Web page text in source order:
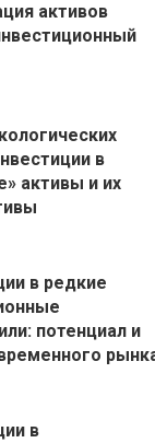
активов
в
активы и их
в редкие
потенциал и
в